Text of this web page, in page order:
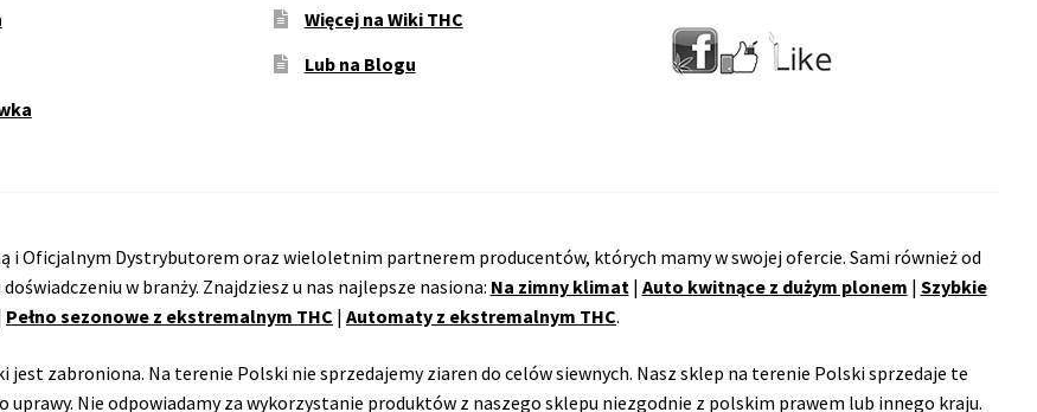
Więcej na Wiki THC
Lub na Blogu
i Oficjalnym Dystrybutorem oraz wieloletnim partnerem producentów, których mamy w swojej ofercie. Sami również od
w branży. Znajdziesz u nas najlepsze nasiona: Na zimny klimat| Auto kwitnące z dużym plonem | Szybkie
Pełno sezonowe z ekstremalnym THC | Automaty z ekstremalnym THC.
zabroniona. Na terenie Polski nie sprzedajemy ziaren do celów siewnych. Nasz sklep na terenie Polski sprzedaje te
Nie odpowiadamy za wykorzystanie produktów z naszego sklepu niezgodnie z polskim prawem lub innego kraju.